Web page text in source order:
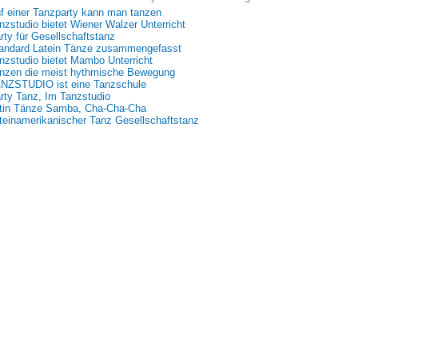
einer Tanzparty kann man tanzen
bietet Wiener Walzer Unterricht
für Gesellschaftstanz
Latein Tänze zusammengefasst
bietet Mambo Unterricht
die meist hythmische Bewegung
ist eine Tanzschule
Tanz, Im Tanzstudio
Tänze Samba, Cha-Cha-Cha
Tanz Gesellschaftstanz